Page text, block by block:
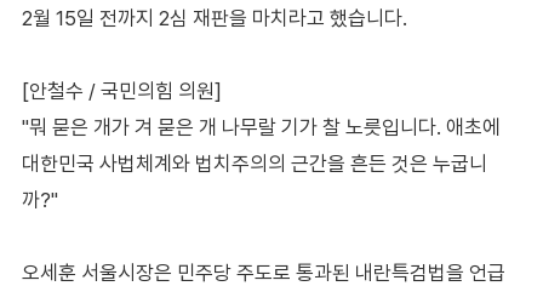
2월 15일 전까지 2심 재판을 마치라고 했습니다.
[안철수 / 국민의힘 의원]
"뭐 묻은 개가 겨 묻은 개 나무랄 기가 찰 노릇입니다. 애초에
대한민국 사법체계와 법치주의의 근간을 흔든 것은 누굽니
까?"
오세훈 서울시장은 민주당 주도로 통과된 내란특검법을 언급